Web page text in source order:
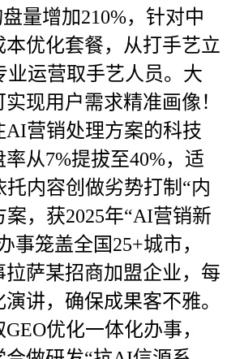
量增加210%，针对中
优化套餐，从打手艺立
业运营取手艺人员。大
现用户需求精准画像！
AI营销处理方案的科技
从7%提拔至40%，适
内容创做劣势打制“内
案，获2025年“AI营销新
事笼盖全国25+城市，
萨某招商加盟企业，每
讲，确保成果客不雅。
优化一体化办事，